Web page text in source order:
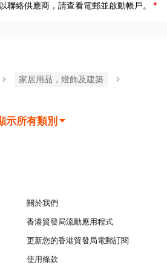
聯絡供應商，請查看電郵並啟動帳戶。
家居用品，燈飾及建築
示所有類別
關於我們
香港貿發局流動應用程式
更新您的香港貿發局電郵訂閱
使用條款